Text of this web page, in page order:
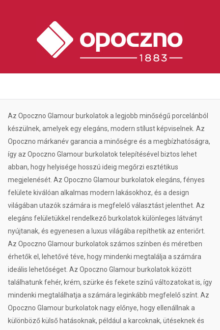
Az Opoczno Glamour burkolatok a legjobb minőségű porcelánból
készülnek, amelyek egy elegáns, modern stílust képviselnek. Az
Opoczno márkanév garancia a minőségre és a megbízhatóságra,
így az Opoczno Glamour burkolatok telepítésével biztos lehet
abban, hogy helyisége hosszú ideig megőrzi esztétikus
megjelenését. Az Opoczno Glamour burkolatok elegáns, fényes
felülete kiválóan alkalmas modern lakásokhoz, és a design
világában utazók számára is megfelelő választást jelenthet. Az
elegáns felületükkel rendelkező burkolatok különleges látványt
nyújtanak, és egyenesen a luxus világába repíthetik az enteriőrt.
Az Opoczno Glamour burkolatok számos színben és méretben
érhetők el, lehetővé téve, hogy mindenki megtalálja a számára
ideális lehetőséget. Az Opoczno Glamour burkolatok között
találhatunk fehér, krém, szürke és fekete színű változatokat is, így
mindenki megtalálhatja a számára leginkább megfelelő színt. Az
Opoczno Glamour burkolatok nagy előnye, hogy ellenállnak a
különböző külső hatásoknak, például a karcoknak, ütéseknek és